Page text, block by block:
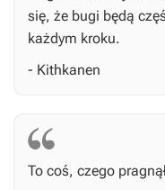
się, że bugi będą
każdym kroku.
- Kithkanen
To coś, czego